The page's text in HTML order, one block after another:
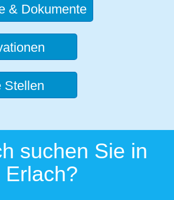
& Dokumente
Stellen
suchen Sie in
Erlach?